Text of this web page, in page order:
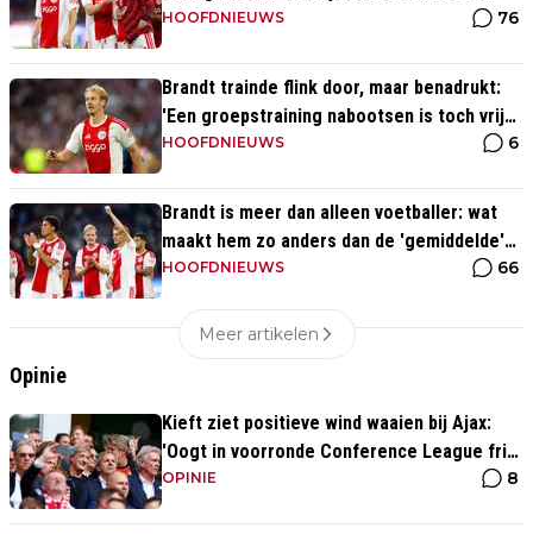
Mika te veel naar binnen komt'
HOOFDNIEUWS 76
Brandt trainde flink door, maar benadrukt:
'Een groepstraining nabootsen is toch vrij
lastig in je eentje'
HOOFDNIEUWS 6
Brandt is meer dan alleen voetballer: wat
maakt hem zo anders dan de 'gemiddelde'
voetballer?
HOOFDNIEUWS 66
Meer artikelen
Opinie
Kieft ziet positieve wind waaien bij Ajax:
'Oogt in voorronde Conference League fris
en energiek'
OPINIE 8